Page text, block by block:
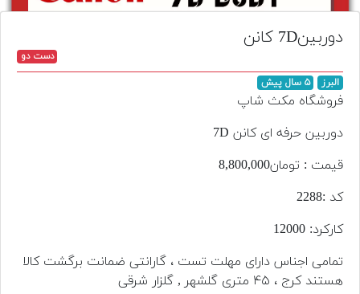
تجهیزات
مکث
افزودن
دست
قیمت
دوربین7D کانن
دست دو
البرز ۵ سال پیش
فروشگاه مکث شاپ
دوربین حرفه ای کانن 7D
قیمت : تومان8,800,000
کد :2288
کارکرد: 12000
تمامی اجناس دارای مهلت تست ، گارانتی ضمانت برگشت کالا
هستند کرج ، ۴۵ متری گلشهر , گلزار شرقی